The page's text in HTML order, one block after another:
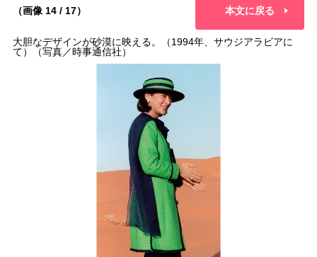
（画像 14 / 17） 本文に戻る
大胆なデザインが砂漠に映える。（1994年、サウジアラビアに
て）（写真／時事通信社）